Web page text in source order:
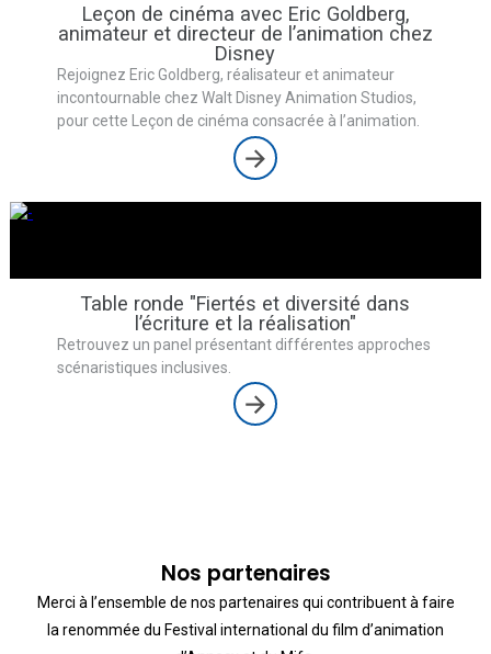
Leçon de cinéma avec Eric Goldberg,
animateur et directeur de l’animation chez
Disney
Rejoignez Eric Goldberg, réalisateur et animateur
incontournable chez Walt Disney Animation Studios,
pour cette Leçon de cinéma consacrée à l’animation.
Table ronde "Fiertés et diversité dans
l’écriture et la réalisation"
Retrouvez un panel présentant différentes approches
scénaristiques inclusives.
Nos partenaires
Merci à l’ensemble de nos partenaires qui contribuent à faire
la renommée du Festival international du film d’animation